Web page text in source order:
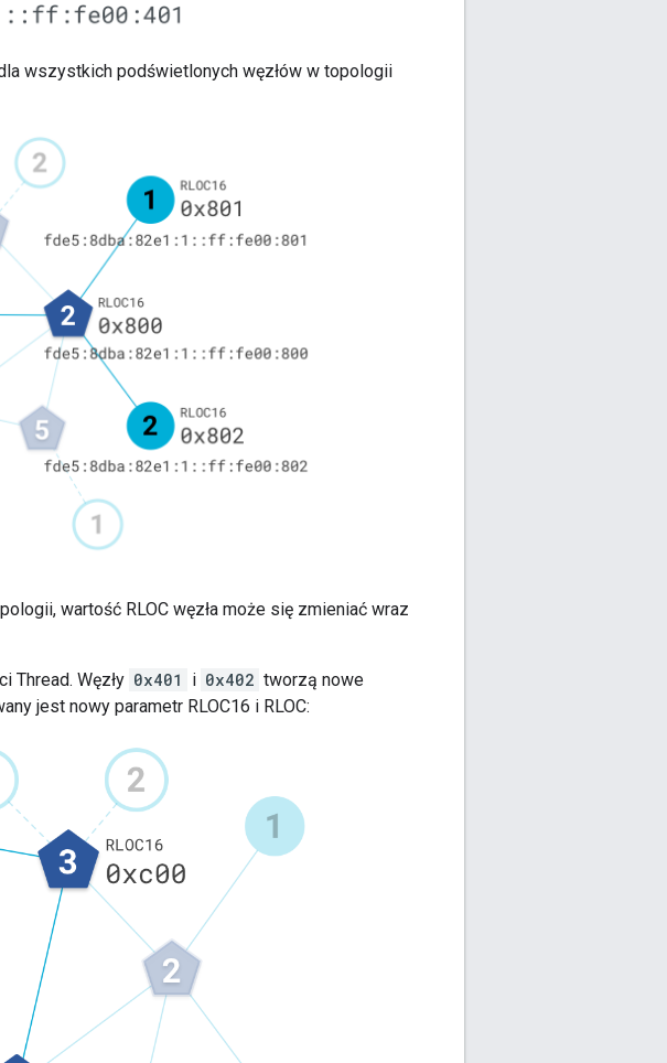
wszystkich podświetlonych węzłów w topologii
wartość RLOC węzła może się zmieniać wraz
Thread. Węzły 0x401 i 0x402 tworzą nowe
jest nowy parametr RLOC16 i RLOC: